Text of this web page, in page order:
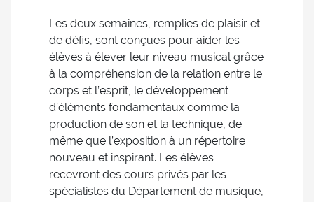
Les deux semaines, remplies de plaisir et
de défis, sont conçues pour aider les
élèves à élever leur niveau musical grâce
à la compréhension de la relation entre le
corps et l’esprit, le développement
d’éléments fondamentaux comme la
production de son et la technique, de
même que l’exposition à un répertoire
nouveau et inspirant. Les élèves
recevront des cours privés par les
spécialistes du Département de musique,